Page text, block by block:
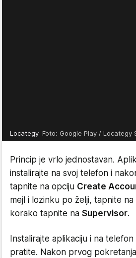
Locategy Foto: Google Play / Locategy
Princip je vrlo jednostavan.
instalirajte na svoj telefon i
tapnite na opciju Create
mejl i lozinku po želji, tapnite na
korako tapnite na Supervisor.
Instalirajte aplikaciju i na
pratite. Nakon prvog